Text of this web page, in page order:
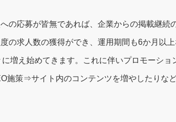
の応募が皆無であれば、企業からの掲載継続
の求人数の獲得ができ、運用期間も6か月以
増え始めてきます。これに伴いプロモーショ
施策⇒サイト内のコンテンツを増やしたりな